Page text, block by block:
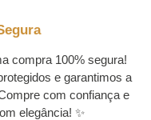
compra 100% segura!
e garantimos a
com confiança e
elegância! ✨